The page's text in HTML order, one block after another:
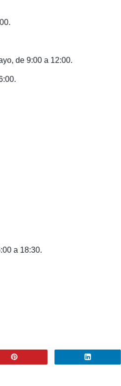
de 9:00 a 12:00.
a 18:30.